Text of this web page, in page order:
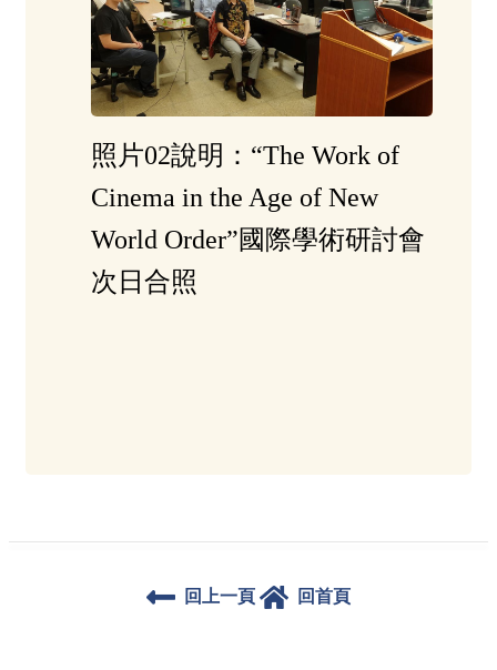
照片02說明： “The Work of
Cinema in the Age of New
World Order”國際學術研討會
次日合照
回上一頁 回首頁